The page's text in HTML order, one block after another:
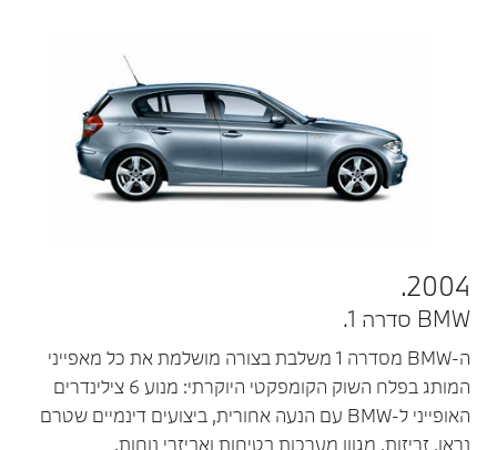
2004.
BMW סדרה 1.
ה-BMW מסדרה 1 משלבת בצורה מושלמת את כל מאפייני
המותג בפלח השוק הקומפקטי היוקרתי: מנוע 6 צילינדרים
האופייני ל-BMW עם הנעה אחורית, ביצועים דינמיים שטרם
נראו, זריזות, מגוון מערכות בטיחות ואביזרי נוחות.